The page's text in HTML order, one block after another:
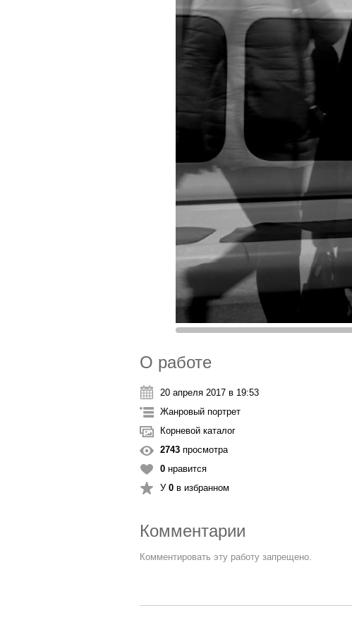
О работе
20 апреля 2017 в 19:53
Жанровый портрет
Корневой каталог
2743 просмотра
0 нравится
У 0 в избранном
Комментарии
Комментировать эту работу запрещено.